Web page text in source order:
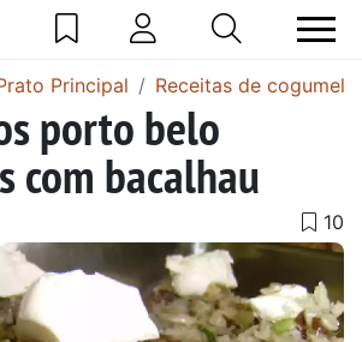
Principal Receitas de
porto belo
com bacalhau